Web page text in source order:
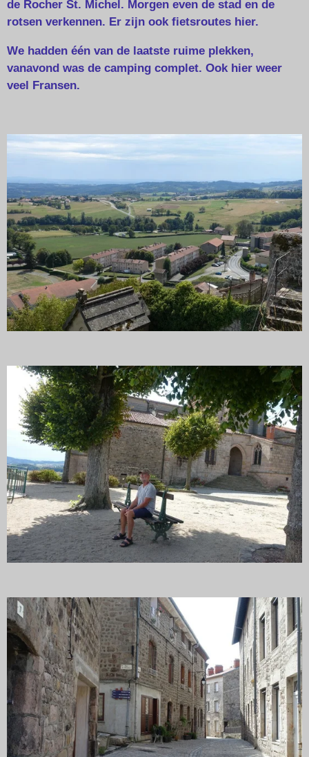
de Rocher St. Michel. Morgen even de stad en de
rotsen verkennen. Er zijn ook fietsroutes hier.
We hadden één van de laatste ruime plekken,
vanavond was de camping complet. Ook hier weer
veel Fransen.